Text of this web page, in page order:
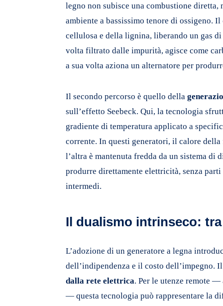
legno non subisce una combustione
ambiente a bassissimo tenore di ossigeno.
cellulosa e della lignina, liberando un gas
volta filtrato dalle impurità, agisce come
a sua volta aziona un alternatore per
Il secondo percorso è quello della
sull’effetto Seebeck. Qui, la tecnologia
gradiente di temperatura applicato a
corrente. In questi generatori, il calore
l’altra è mantenuta fredda da un sistema di
produrre direttamente elettricità, senza
intermedi.
Il dualismo intrinseco:
L’adozione di un generatore a legna
dell’indipendenza e il costo dell’impegno.
dalla rete elettrica. Per le utenze remote
— questa tecnologia può rappresentare la